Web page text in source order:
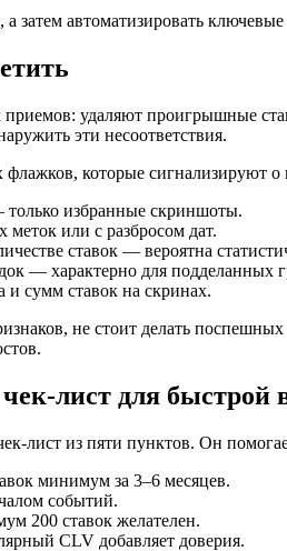
затем автоматизировать
удаляют проигрышные
эти несоответствия.
которые сигнализируют о
только избранные скриншоты.
меток или с разбросом дат.
ставок — вероятна
— характерно для подделанных
и сумм ставок на скринах.
не стоит делать
лист для быстрой
лист из пяти пунктов. Он
минимум за 3–6 месяцев.
событий.
200 ставок желателен.
CLV добавляет доверия.